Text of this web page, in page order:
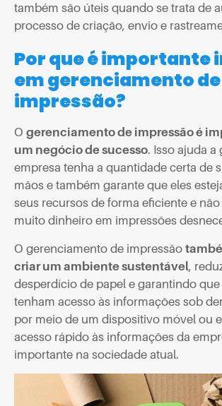
também são úteis quando se trata de
processo de criação, envio e
Por que é importante
em gerenciamento de
impressão?
O gerenciamento de impressão é
um negócio de sucesso. Isso ajuda a
empresa tenha a quantidade certa de
mãos e também garante que eles
seus recursos de forma eficiente e
muito dinheiro em impressões
O gerenciamento de impressão
criar um ambiente sustentável,
desperdício de papel e garantindo
tenham acesso às informações sob
por meio de um dispositivo móvel ou
acesso rápido às informações da
importante na sociedade atual.